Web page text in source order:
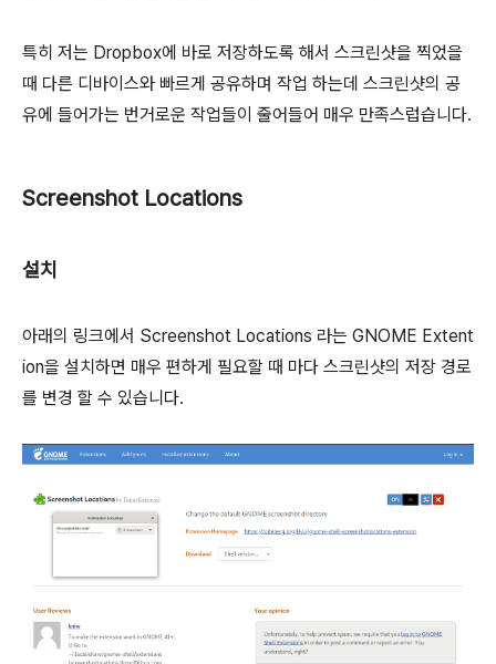
특히 저는 Dropbox에 바로 저장하도록 해서 스크린샷을 찍었을
때 다른 디바이스와 빠르게 공유하며 작업 하는데 스크린샷의 공
유에 들어가는 번거로운 작업들이 줄어들어 매우 만족스럽습니다.
Screenshot Locations
설치
아래의 링크에서 Screenshot Locations 라는 GNOME Extent
ion을 설치하면 매우 편하게 필요할 때 마다 스크린샷의 저장 경로
를 변경 할 수 있습니다.